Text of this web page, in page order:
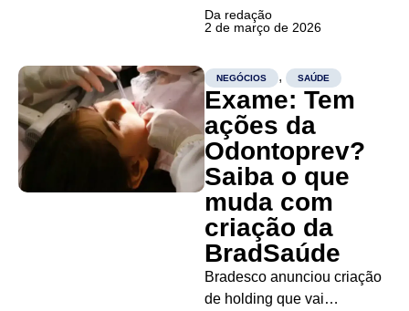
inovação, saúde mental,
negócios e políticas
ajuda a perder até 8% do
peso Uma dose diário de
GLP-1 pode ser mais eficaz
para perda moderada de
peso que muito tratamento
e...
Da redação
2 de março de 2026
NEGÓCIOS , SAÚDE
Exame: Tem
ações da
Odontoprev?
Saiba o que
muda com
criação da
BradSaúde
Bradesco anunciou criação
de holding que vai